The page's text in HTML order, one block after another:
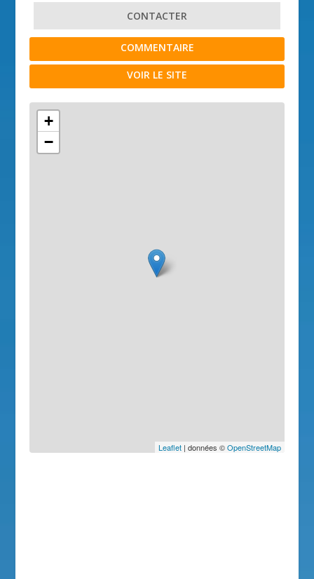
CONTACTER
COMMENTAIRE
VOIR LE SITE
+
−
Leaflet| données ©OpenStreetMap